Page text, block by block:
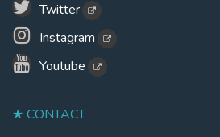
Twitter
Instagram
Youtube
CONTACT